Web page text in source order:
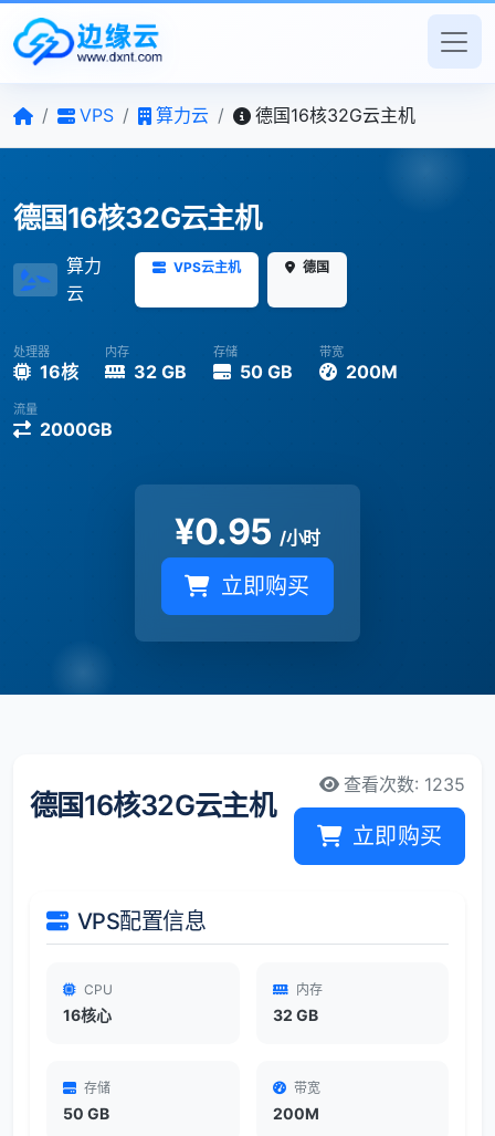
/ VPS / 算力云 / 德国16核32G云主机
德国16核32G云主机
算力
云
VPS云主机 德国
处理器
16核
内存
32 GB
存储
50 GB
带宽
200M
流量
2000GB
¥0.95 /小时
立即购买
德国16核32G云主机
查看次数: 1235
立即购买
VPS配置信息
CPU
16核心
内存
32 GB
存储
50 GB
带宽
200M